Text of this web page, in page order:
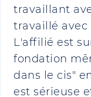
travaillant
travaillé avec
L'affilié est
fondation
dans le cis"
est sérieuse